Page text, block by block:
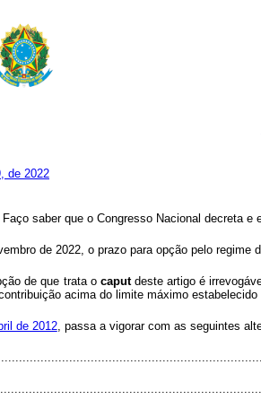
de 2022
saber que o Congresso Nacional decreta e
de 2022, o prazo para opção pelo regime
de que trata o caputdeste artigo é
acima do limite máximo
de 2012, passa a vigorar com as seguintes